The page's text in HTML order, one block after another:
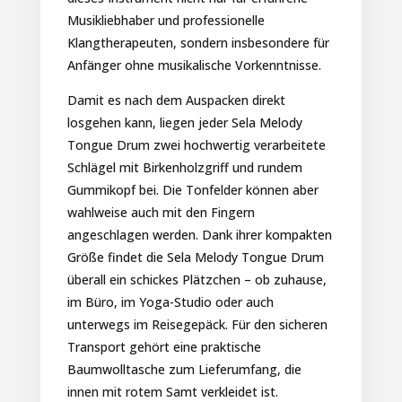
Musikliebhaber und professionelle
Klangtherapeuten, sondern insbesondere für
Anfänger ohne musikalische Vorkenntnisse.
Damit es nach dem Auspacken direkt
losgehen kann, liegen jeder Sela Melody
Tongue Drum zwei hochwertig verarbeitete
Schlägel mit Birkenholzgriff und rundem
Gummikopf bei. Die Tonfelder können aber
wahlweise auch mit den Fingern
angeschlagen werden. Dank ihrer kompakten
Größe findet die Sela Melody Tongue Drum
überall ein schickes Plätzchen – ob zuhause,
im Büro, im Yoga-Studio oder auch
unterwegs im Reisegepäck. Für den sicheren
Transport gehört eine praktische
Baumwolltasche zum Lieferumfang, die
innen mit rotem Samt verkleidet ist.